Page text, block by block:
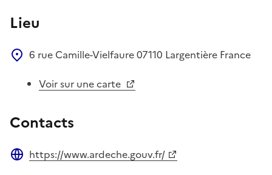
Lieu
6 rue Camille-Vielfaure07110 Largentière France
Voir sur une carte
Contacts
https://www.ardeche.gouv.fr/